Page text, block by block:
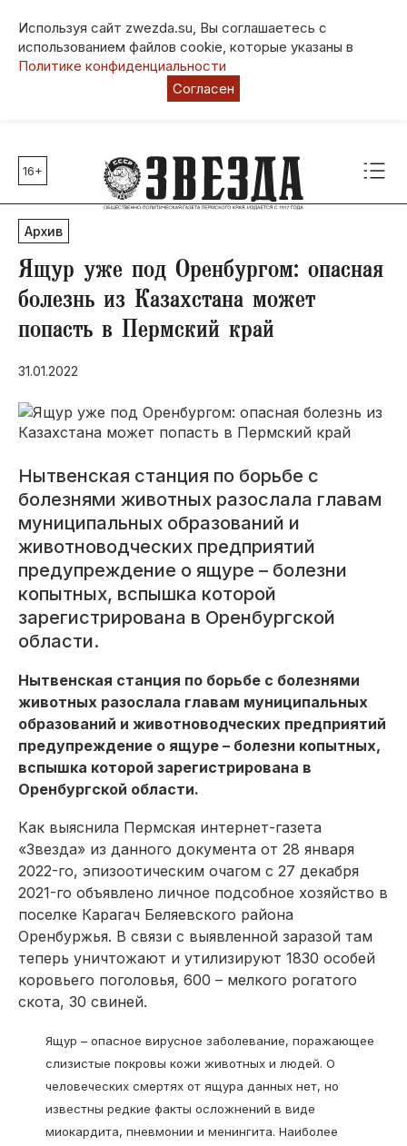
Используя сайт zwezda.su, Вы соглашаетесь с
использованием файлов cookie, которые указаны в
Политике конфиденциальности
Согласен
Главные темы
80 лет Победы
Молодежная столица РФ
СВО
Выборы в Пермском крае
Социальная поддержка
Инфраструктура
Благоустройство
16+
Архив
Ящур уже под Оренбургом: опасная
болезнь из Казахстана может
попасть в Пермский край
31.01.2022
Нытвенская станция по борьбе с
болезнями животных разослала главам
муниципальных образований и
животноводческих предприятий
предупреждение о ящуре – болезни
копытных, вспышка которой
зарегистрирована в Оренбургской
области.
Нытвенская станция по борьбе с болезнями
животных разослала главам муниципальных
образований и животноводческих предприятий
предупреждение о ящуре – болезни копытных,
вспышка которой зарегистрирована в
Оренбургской области.
Как выяснила Пермская интернет-газета
«Звезда» из данного документа от 28 января
2022-го, эпизоотическим очагом с 27 декабря
2021-го объявлено личное подсобное хозяйство в
поселке Карагач Беляевского района
Оренбуржья. В связи с выявленной заразой там
теперь уничтожают и утилизируют 1830 особей
коровьего поголовья, 600 – мелкого рогатого
скота, 30 свиней.
Ящур – опасное вирусное заболевание, поражающее
слизистые покровы кожи животных и людей. О
человеческих смертях от ящура данных нет, но
известны редкие факты осложнений в виде
миокардита, пневмонии и менингита. Наиболее